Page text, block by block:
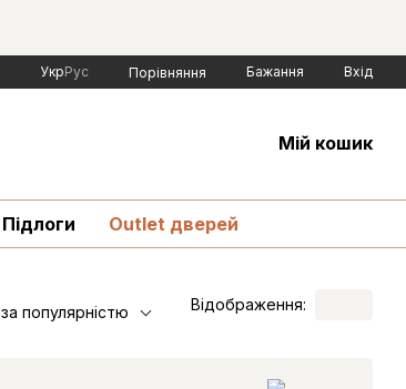
УкрРус Порівняння Бажання Вхід
Мій кошик
Підлоги Outlet дверей
за популярністю Відображення: